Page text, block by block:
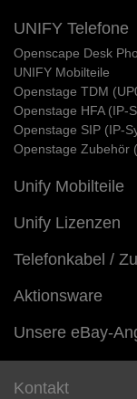
UNIFY Telefone
Openscape Desk
UNIFY Mobilteile
Openstage TDM
Openstage HFA (IP-
Openstage SIP (IP-
Openstage Zubehör
Unify Mobilteile
Unify Lizenzen
Telefonkabel /
Aktionsware
Unsere eBay-
Kontakt